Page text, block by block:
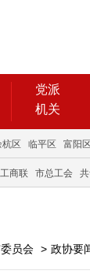
党派
机关
杭区 临平区 富阳
工商联 市总工会
员会 > 政协要